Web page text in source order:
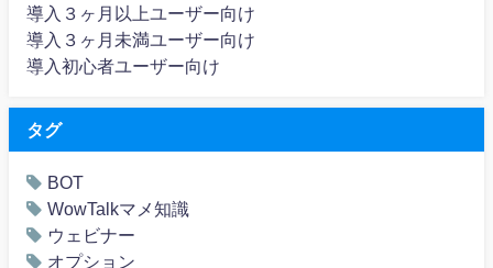
導入３ヶ月以上ユーザー向け
導入３ヶ月未満ユーザー向け
導入初心者ユーザー向け
タグ
BOT
WowTalkマメ知識
ウェビナー
オプション